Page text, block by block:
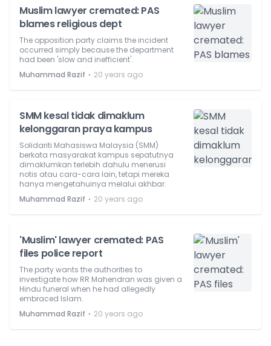
Muslim lawyer cremated: PAS
blames religious dept
The opposition party claims the incident
occurred simply because the department
had been 'slow and inefficient'.
Muhammad Razif ⋅ 20 years ago
SMM kesal tidak dimaklum
kelonggaran praya kampus
Solidariti Mahasiswa Malaysia (SMM)
berkata masyarakat kampus sepatutnya
dimaklumkan terlebih dahulu menerusi
notis atau cara-cara lain, tetapi mereka
hanya mengetahuinya melalui akhbar.
Muhammad Razif ⋅ 20 years ago
'Muslim' lawyer cremated: PAS
files police report
The party wants the authorities to
investigate how RR Mahendran was given a
Hindu funeral when he had allegedly
embraced Islam.
Muhammad Razif ⋅ 20 years ago